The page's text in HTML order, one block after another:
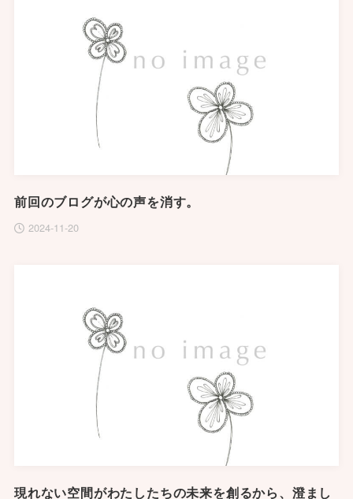
前回のブログが心の声を消す。
2024-11-20
現れない空間がわたしたちの未来を創るから、澄まし